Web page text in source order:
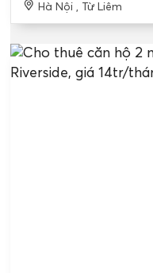
Hà Nội , Từ Liêm